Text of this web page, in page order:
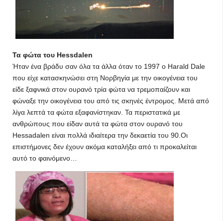
Τα φώτα του Hessdalen
Ήταν ένα βράδυ σαν όλα τα άλλα όταν το 1997 ο Harald Dale
που είχε κατασκηνώσει στη Νορβηγία με την οικογένεια του
είδε ξαφνικά στον ουρανό τρία φώτα να τρεμοπαίζουν και
φώναξε την οικογένεια του από τις σκηνές έντρομος. Μετά από
λίγα λεπτά τα φώτα εξαφανίστηκαν. Τα περιστατικά με
ανθρώπους που είδαν αυτά τα φώτα στον ουρανό του
Hessadalen είναι πολλά ιδιαίτερα την δεκαετία του 90.Οι
επιστήμονες δεν έχουν ακόμα καταλήξει από τι προκαλείται
αυτό το φαινόμενο…